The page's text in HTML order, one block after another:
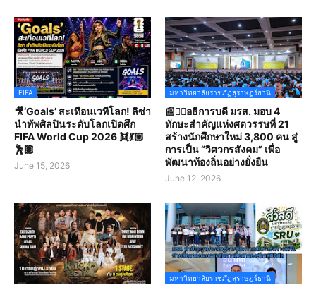
FIFA
🎥‘Goals’ สะเทือนเวทีโลก! ลิซ่า
นำทัพศิลปินระดับโลกเปิดศึก
FIFA World Cup 2026 👯💃🏼
🕺🏽
June 15, 2026
มหาวิทยาลัยราชภัฏสุราษฎร์ธานี
📰✍🏻อธิการบดี มรส. มอบ 4
ทักษะสำคัญแห่งศตวรรษที่ 21
สร้างนักศึกษาใหม่ 3,800 คน สู่
การเป็น “วิศวกรสังคม” เพื่อ
พัฒนาท้องถิ่นอย่างยั่งยืน
June 12, 2026
มหาวิทยาลัยราชภัฏสุราษฎร์ธานี